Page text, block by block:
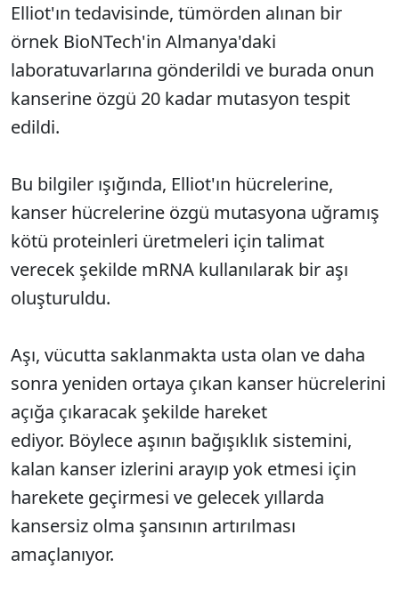
Elliot'ın tedavisinde, tümörden alınan bir
örnek BioNTech'in Almanya'daki
laboratuvarlarına gönderildi ve burada onun
kanserine özgü 20 kadar mutasyon tespit
edildi.
Bu bilgiler ışığında, Elliot'ın hücrelerine,
kanser hücrelerine özgü mutasyona uğramış
kötü proteinleri üretmeleri için talimat
verecek şekilde mRNA kullanılarak bir aşı
oluşturuldu.
Aşı, vücutta saklanmakta usta olan ve daha
sonra yeniden ortaya çıkan kanser hücrelerini
açığa çıkaracak şekilde hareket
ediyor. Böylece aşının bağışıklık sistemini,
kalan kanser izlerini arayıp yok etmesi için
harekete geçirmesi ve gelecek yıllarda
kansersiz olma şansının artırılması
amaçlanıyor.